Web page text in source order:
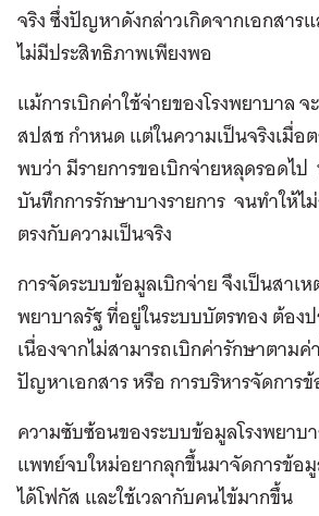
จริง ซึ่งปัญหาดังกล่าวเกิดจากเอกสาร
ไม่มีประสิทธิภาพเพียงพอ
แม้การเบิกค่าใช้จ่ายของโรงพยาบาล
สปสช กำหนด แต่ในความเป็นจริงเมื่อ
พบว่า มีรายการขอเบิกจ่ายหลุดรอดไ
บันทึกการรักษาบางรายการ จนทำให้ไ
ตรงกับความเป็นจริง
การจัดระบบข้อมูลเบิกจ่าย จึงเป็นสาเ
พยาบาลรัฐ ที่อยู่ในระบบบัตรทอง ต้อ
เนื่องจากไม่สามารถเบิกค่ารักษาตามค่
ปัญหาเอกสาร หรือ การบริหารจัดการ
ความซับซ้อนของระบบข้อมูลโรงพยาบ
แพทย์จบใหม่อยากลุกขึ้นมาจัดการข้อมู
ได้โฟกัส และใช้เวลากับคนไข้มากขึ้น